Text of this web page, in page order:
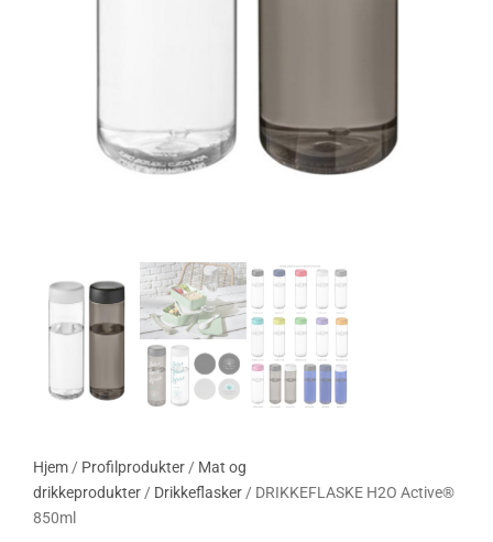
Hjem/ Profilprodukter/ Mat og
drikkeprodukter/ Drikkeflasker/ DRIKKEFLASKE H2O Active®
850ml